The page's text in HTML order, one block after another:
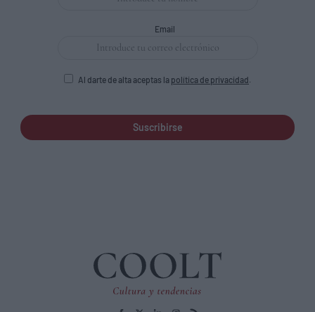
Email
Al darte de alta aceptas la política de privacidad.
Suscribirse